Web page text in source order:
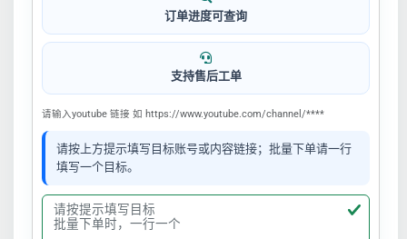
订单进度可查询
支持售后工单
请输入youtube 链接 如 https://www.youtube.com/channel/****
请按上方提示填写目标账号或内容链接；批量下单请一行
填写一个目标。